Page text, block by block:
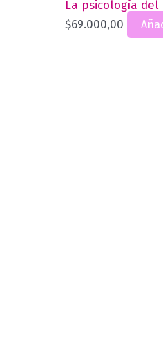
La psicología del
$69.000,00